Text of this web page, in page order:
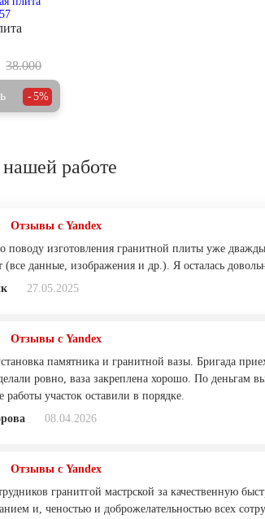
38.000
5%
работе
Отзывы с Yandex
поводу изготовления гранитной плиты уже
(все данные, изображения и др.). Я осталась
27.05.2025
Отзывы с Yandex
памятника и гранитной вазы. Бригада
ровно, ваза закреплена хорошо. По деньгам
работы участок оставили в порядке.
08.04.2026
Отзывы с Yandex
гранитгой мастрской за качественную
и, ченостью и доброжелательностью всех